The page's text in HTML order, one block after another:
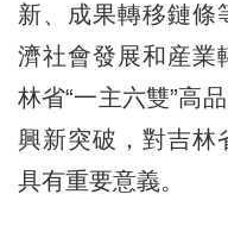
新、成果轉移鏈條
濟社會發展和産業
林省“一主六雙”高
興新突破，對吉林
具有重要意義。